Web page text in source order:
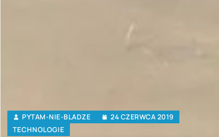
PYTAM-NIE-BLADZE
24 CZERWCA 2019
TECHNOLOGIE